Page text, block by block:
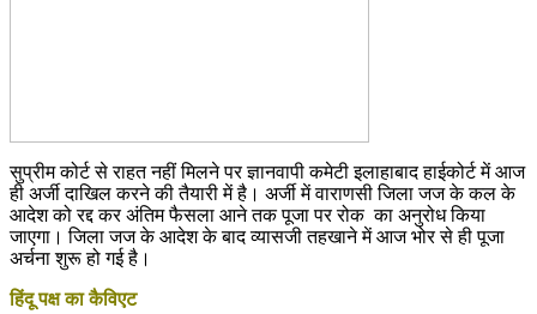
सुप्रीम कोर्ट से राहत नहीं मिलने पर ज्ञानवापी कमेटी इलाहाबाद हाईकोर्ट में आज
ही अर्जी दाखिल करने की तैयारी में है। अर्जी में वाराणसी जिला जज के कल के
आदेश को रद्द कर अंतिम फैसला आने तक पूजा पर रोक का अनुरोध किया
जाएगा। जिला जज के आदेश के बाद व्यासजी तहखाने में आज भोर से ही पूजा
अर्चना शुरू हो गई है।
हिंदू पक्ष का कैविएट